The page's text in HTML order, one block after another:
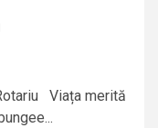
Viața merită